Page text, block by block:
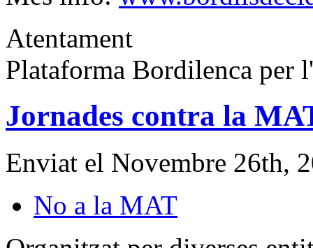
Atentament
Plataforma Bordilenca per
Jornades contra la
Enviat el Novembre 26th,
No a la MAT